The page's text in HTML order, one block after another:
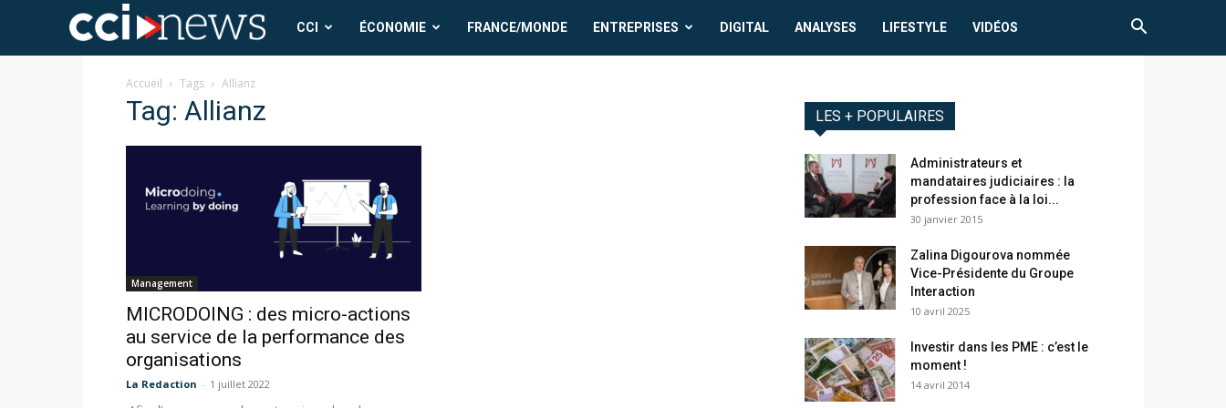
CCICCI ÉCONOMIE FRANCE/MONDE ENTREPRISES DIGITAL ANALYSES LIFESTYLE VIDÉOS
Accueil Tags Allianz
Tag: Allianz
Management
MICRODOING : des micro-actions
au service de la performance des
organisations
La Redaction - 1 juillet 2022
LES + POPULAIRES
Administrateurs et
mandataires judiciaires : la
profession face à la loi...
30 janvier 2015
Zalina Digourova nommée
Vice-Présidente du Groupe
Interaction
10 avril 2025
Investir dans les PME : c’est le
moment !
14 avril 2014